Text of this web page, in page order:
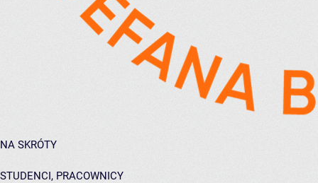
NA SKRÓTY
STUDENCI, PRACOWNICY